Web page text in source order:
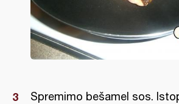
Spremimo bešamel sos.